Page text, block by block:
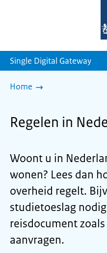
Single Digital Gateway
Home
Regelen in
Woont u in
wonen? Lees dan
overheid regelt.
studietoeslag
reisdocument
aanvragen.